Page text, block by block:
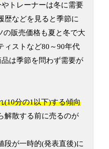
トレーナーは冬に需要
歴などを見ると季節に
の販売価格も夏と冬で大
ィストなど80～90年代
は季節を問わず需要が
分の1以下)する傾向
解散する前に売るのが
段が一時的(発表直後)に